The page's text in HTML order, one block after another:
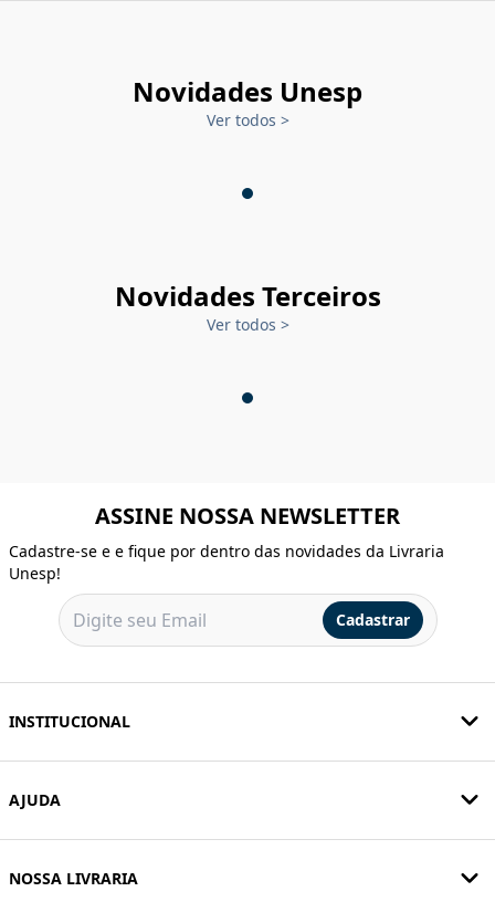
Novidades Unesp
Ver todos >
Novidades Terceiros
Ver todos >
ASSINE NOSSA NEWSLETTER
Cadastre-se e e fique por dentro das novidades da Livraria
Unesp!
Cadastrar
INSTITUCIONAL
AJUDA
NOSSA LIVRARIA